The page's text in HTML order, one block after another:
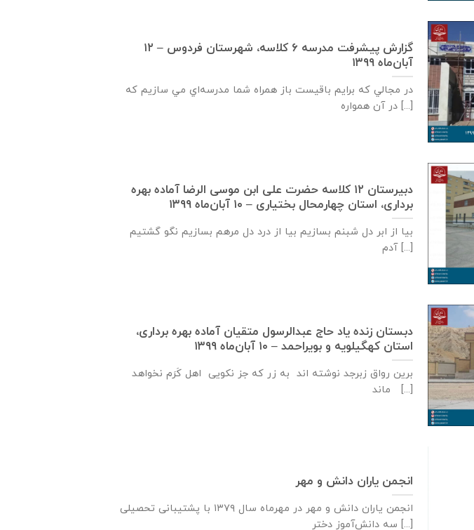
گزارش پیشرفت مدرسه ٦ كلاسه، شهرستان فردوس – ۱۲
آبان‌ماه ۱۳۹۹
در مجالي که برايم باقيست باز همراه شما مدرسه‌اي مي سازيم که
در آن همواره [...]
دبيرستان ١٢ كلاسه حضرت علی ابن موسی الرضا آماده بهره
برداری، استان چهارمحال بختياری – ۱۰ آبان‌ماه ۱۳۹۹
بیا از ابر دل شبنم بسازیم بیا از درد دل مرهم بسازیم نگو گشتیم
آدم [...]
دبستان زنده ياد حاج عبدالرسول متقيان آماده بهره برداری،
استان كهگيلويه و بويراحمد – ۱۰ آبان‌ماه ۱۳۹۹
برین رواق زبرجد نوشته اند به زر که جز نکویی اهل کَرَم نخواهد
ماند [...]
انجمن یاران دانش و مهر
انجمن یاران دانش و مهر در مهرماه سال ۱۳۷۹ با پشتیبانی تحصیلی
سه دانش‌آموز دختر [...]